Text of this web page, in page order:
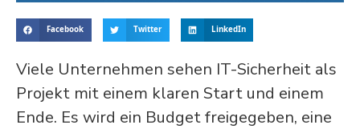
Facebook Twitter LinkedIn
Viele Unternehmen sehen IT-Sicherheit als
Projekt mit einem klaren Start und einem
Ende. Es wird ein Budget freigegeben, eine